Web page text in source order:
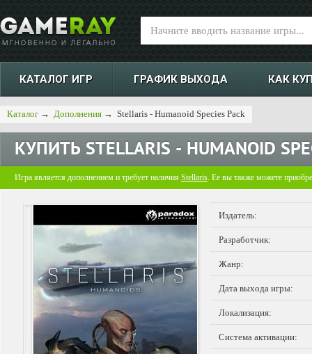
КАТАЛОГ ИГР ГРАФИК ВЫХОДА КАК
Каталог → Дополнения → Stellaris - Humanoid Species Pack
КУПИТЬ STELLARIS - HUMANOID
Игра является дополнением и требует наличия Stellaris. Ее вы также можете
Издатель:
Разработчик:
Жанр:
Дата выхода игры:
Локализация:
Система активации: